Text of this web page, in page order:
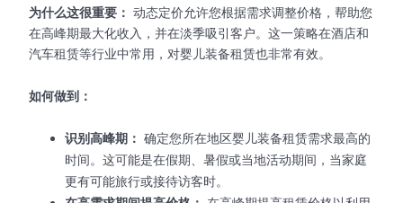
为什么这很重要： 动态定价允许您根据需求调整价格，帮助您
在高峰期最大化收入，并在淡季吸引客户。这一策略在酒店和
汽车租赁等行业中常用，对婴儿装备租赁也非常有效。
如何做到：
识别高峰期： 确定您所在地区婴儿装备租赁需求最高的
时间。这可能是在假期、暑假或当地活动期间，当家庭
更有可能旅行或接待访客时。